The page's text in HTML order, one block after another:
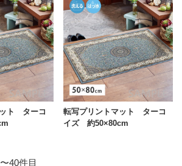
ト ターコ
転写プリントマット ターコ
イズ 約50×80cm
40件目